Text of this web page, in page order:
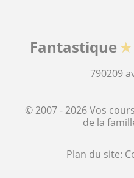
Fantastique
790209
© 2007 - 2026 Vos
de la
Plan du site: